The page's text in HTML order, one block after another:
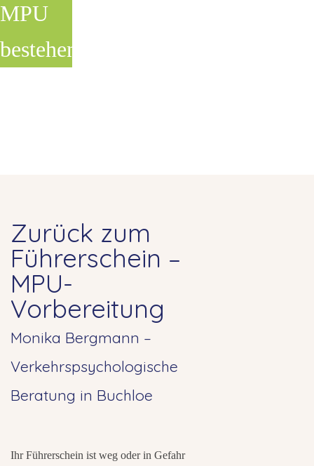
MPU
bestehen
Zurück zum
Führerschein –
MPU-
Vorbereitung
Monika Bergmann –
Verkehrspsychologische
Beratung in Buchloe
Ihr Führerschein ist weg oder in Gefahr